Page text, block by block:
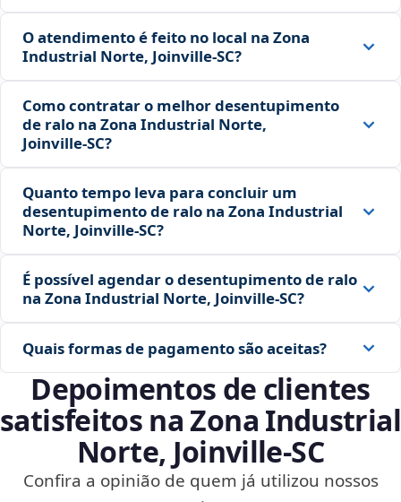
O atendimento é feito no local na Zona
Industrial Norte, Joinville‑SC?
Como contratar o melhor desentupimento
de ralo na Zona Industrial Norte,
Joinville‑SC?
Quanto tempo leva para concluir um
desentupimento de ralo na Zona Industrial
Norte, Joinville‑SC?
É possível agendar o desentupimento de ralo
na Zona Industrial Norte, Joinville‑SC?
Quais formas de pagamento são aceitas?
Depoimentos de clientes
satisfeitos na Zona Industrial
Norte, Joinville‑SC
Confira a opinião de quem já utilizou nossos